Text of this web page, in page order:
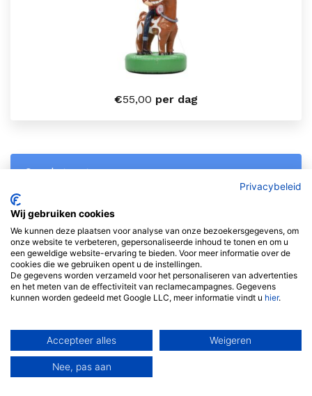
€55,00 per dag
Sarah taart
€45,00per dag
Privacybeleid
Wij gebruiken cookies
We kunnen deze plaatsen voor analyse van onze bezoekersgegevens, om
onze website te verbeteren, gepersonaliseerde inhoud te tonen en om u
een geweldige website-ervaring te bieden. Voor meer informatie over de
cookies die we gebruiken opent u de instellingen.
De gegevens worden verzameld voor het personaliseren van advertenties
en het meten van de effectiviteit van reclamecampagnes. Gegevens
kunnen worden gedeeld met Google LLC, meer informatie vindt u hier.
Accepteer alles Weigeren
Nee, pas aan